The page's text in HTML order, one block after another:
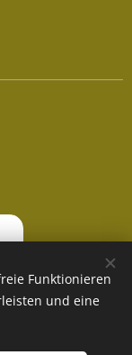
Funktionieren
und eine